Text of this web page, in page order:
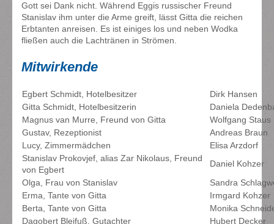
Gott sei Dank nicht. Während Eggis russischer Freund
Stanislav ihm unter die Arme greift, lässt Gitta die reichen
Erbtanten anreisen. Es ist einiges los und neben Wodka
fließen auch die Lachtränen in Strömen.
Mitwirkende
Egbert Schmidt, Hotelbesitzer
Dirk Hansen
Gitta Schmidt, Hotelbesitzerin
Daniela
Magnus van Murre, Freund von Gitta
Wolfgang Staus
Gustav, Rezeptionist
Andreas Braun
Lucy, Zimmermädchen
Elisa Arzdorf
Stanislav Prokovjef, alias Zar Nikolaus, Freund
von Egbert
Daniel Kohzer
Olga, Frau von Stanislav
Sandra
Erma, Tante von Gitta
Irmgard Kohzer
Berta, Tante von Gitta
Monika
Dagobert Bleifuß, Gutachter
Hubert Decker